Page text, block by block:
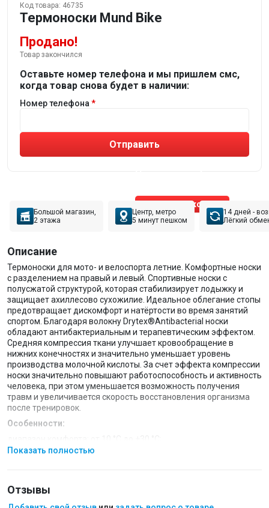
Код товара: 46735
Термоноски Mund Bike
Продано!
Товар закончился
Оставьте номер телефона и мы пришлем смс,
когда товар снова будет в наличии:
Номер телефона
Отправить
Позвонить эксперту
Большой магазин,
2 этажа
Центр, метро
5 минут пешком
14 дней -
Лёгкий
Описание
Термоноски для мото- и велоспорта летние. Комфортные носки
с разделением на правый и левый. Спортивные носки с
полусжатой структурой, которая стабилизирует лодыжку и
защищает ахиллесово сухожилие. Идеальное облегание стопы
предотвращает дискомфорт и натёртости во время занятий
спортом. Благодаря волокну Drytex®Antibacterial носки
обладают антибактериальным и терапевтическим эффектом.
Средняя компрессия ткани улучшает кровообращение в
нижних конечностях и значительно уменьшает уровень
производства молочной кислоты. За счет эффекта компрессии
носки значительно повышают работоспособность и активность
человека, при этом уменьшается возможность получения
травм и увеличивается скорость восстановления организма
после тренировок.
Особенности:
подойдут для вело- и мотоспорта, прогулок и тренировок в
ионами серебра и Lycra®;
Показать полностью
Отзывы